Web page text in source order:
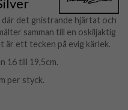
det gnistrande hjärtat och
samman till en oskiljaktig
är ett tecken på evig kärlek.
16 till 19,5cm.
per styck.